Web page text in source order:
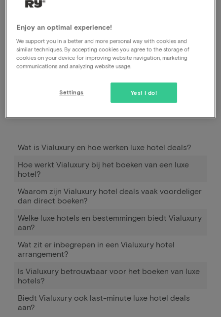
waarvan wij denken dat je die kan hebben over
Vialuxury.
Wat is Vialuxury en hoe werken luxe hotel deals?
Hoe werkt Vialuxury bij het boeken van een luxe
hotel?
Waarom zijn Vialuxury hotel deals vaak voordeliger
dan direct boeken?
Welke luxe hotels en bestemmingen biedt Vialuxury
aan?
Wat zit er inbegrepen in een Vialuxury hotel
arrangement?
Is Vialuxury betrouwbaar voor het boeken van luxe
hotels?
Biedt Vialuxury ook last-minute luxe hotel deals
aan?
Enjoy an optimal experience!
We support you in a better and more personal way with cookies and
similar techniques. By accepting cookies you agree to the storage of
cookies on your device for improving website navigation, marketing
communications and analyzing website usage.
Yes! I do!
Settings